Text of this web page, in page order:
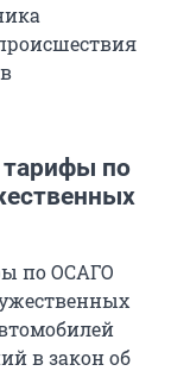
по
по ОСАГО
в закон об